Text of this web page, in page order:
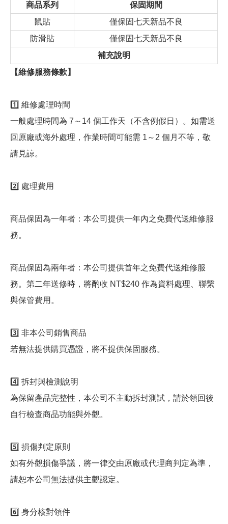
商品系列
保固期間
鼠貼
僅保固七天新品不良
防滑貼
僅保固七天新品不良
補充說明
【維修服務條款】
1️⃣ 維修處理時間
一般處理時間為 7～14 個工作天（不含例假日）。如需送
回原廠或海外處理，作業時間可能需 1～2 個月不等，敬
請見諒。
2️⃣ 處理費用
商品保固為一年者：本公司提供一年內之免費代送維修服
務。
商品保固為兩年者：本公司提供首年之免費代送維修服
務。第二年送修時，將酌收 NT$240 作為資料處理、聯繫
與保管費用。
3️⃣ 非本公司銷售商品
若無法提供購買憑證，將不提供保固服務。
4️⃣ 拆封與檢測說明
為保留產品完整性，本公司不主動拆封測試，請於領回後
自行檢查商品功能與外觀。
5️⃣ 損傷判定原則
如有外觀損傷爭議，將一律交由原廠或代理商判定為準，
請恕本公司無法提供主觀認定。
6️⃣ 身分核對領件